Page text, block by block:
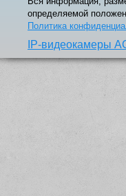
определяемой
Политика
IP-видеокамеры